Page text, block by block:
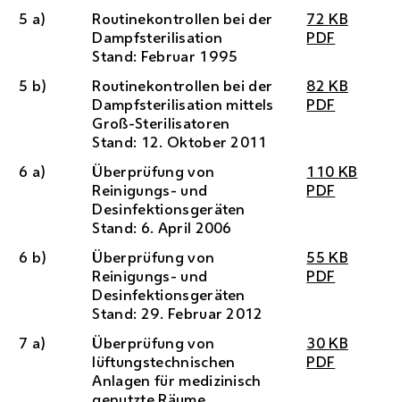
5 a)
Routinekontrollen bei der
Dampfsterilisation
Stand: Februar 1995
72 KB
PDF
5 b)
Routinekontrollen bei der
Dampfsterilisation mittels
Groß-Sterilisatoren
Stand: 12. Oktober 2011
82 KB
PDF
6 a)
Überprüfung von
Reinigungs- und
Desinfektionsgeräten
Stand: 6. April 2006
110 KB
PDF
6 b)
Überprüfung von
Reinigungs- und
Desinfektionsgeräten
Stand: 29. Februar 2012
55 KB
PDF
7 a)
Überprüfung von
lüftungstechnischen
Anlagen für medizinisch
30 KB
PDF